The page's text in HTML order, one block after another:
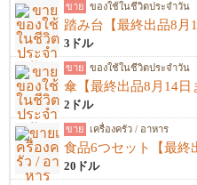
ขาย ของใช้ในชีวิตประจำวัน
踏み台【最終出品8月
3ドル
ขาย ของใช้ในชีวิตประจำวัน
傘【最終出品8月14日
2ドル
ขาย เครื่องครัว / อาหาร
20ドル